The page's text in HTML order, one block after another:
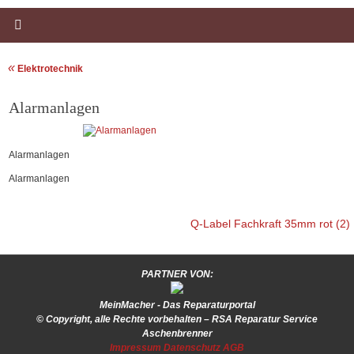
« Elektrotechnik
Alarmanlagen
Alarmanlagen
Alarmanlagen
Q-Label Fachkraft 35mm rot (2)
PARTNER VON:
MeinMacher - Das Reparaturportal
© Copyright, alle Rechte vorbehalten – RSA Reparatur Service
Aschenbrenner
Impressum Datenschutz AGB